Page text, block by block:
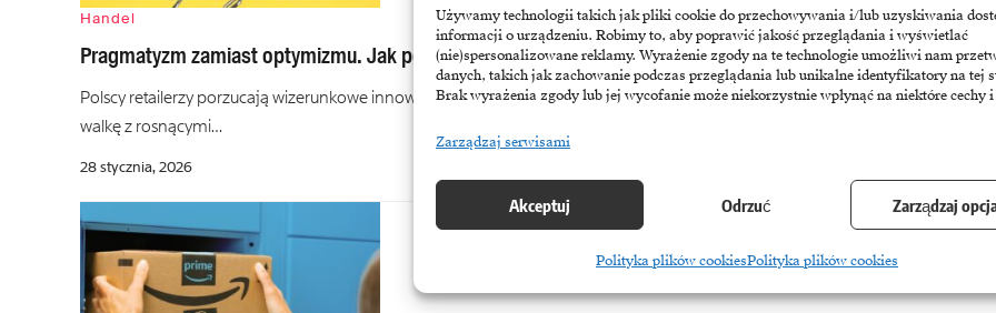
Używamy technologii takich jak pliki cookie do przechowywania i/lub uzyskiwania
informacji o urządzeniu. Robimy to, aby poprawić jakość przeglądania i wyświetlać
(nie)spersonalizowane reklamy. Wyrażenie zgody na te technologie umożliwi nam
danych, takich jak zachowanie podczas przeglądania lub unikalne identyfikatory na tej
Brak wyrażenia zgody lub jej wycofanie może niekorzystnie wpłynąć na niektóre cechy
Zarządzaj serwisami
Akceptuj Odrzuć Zarządzaj
Polityka plików cookiesPolityka plików cookies
Handel
Pragmatyzm zamiast optymizmu. Jak polski handel ucieka przed kosztami w AI
Polscy retailerzy porzucają wizerunkowe innowacje na rzecz twardego pragmatyzmu, widząc w technologii jedyny sposób na
walkę z rosnącymi…
28 stycznia, 2026